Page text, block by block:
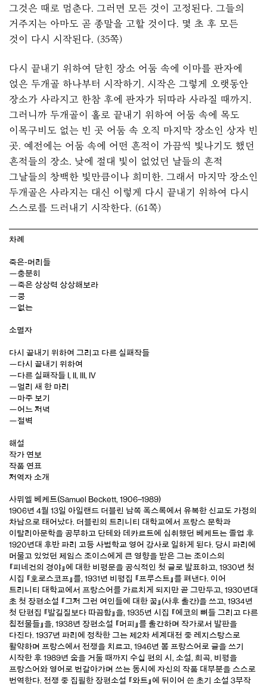
그것은 때로 멈춘다. 그러면 모든 것이 고정된다. 그들의
거주지는 아마도 곧 종말을 고할 것이다. 몇 초 후 모든
것이 다시 시작된다. (35쪽)
다시 끝내기 위하여 닫힌 장소 어둠 속에 이마를 판자에
얹은 두개골 하나부터 시작하기. 시작은 그렇게 오랫동안
장소가 사라지고 한참 후에 판자가 뒤따라 사라질 때까지.
그러니까 두개골이 홀로 끝내기 위하여 어둠 속에 목도
이목구비도 없는 빈 곳 어둠 속 오직 마지막 장소인 상자 빈
곳. 예전에는 어둠 속에 어떤 흔적이 가끔씩 빛나기도 했던
흔적들의 장소. 낮에 절대 빛이 없었던 날들의 흔적
그날들의 창백한 빛만큼이나 희미한. 그래서 마지막 장소인
두개골은 사라지는 대신 이렇게 다시 끝내기 위하여 다시
스스로를 드러내기 시작한다. (61쪽)
차례
죽은-머리들
—충분히
—죽은 상상력 상상해보라
—쿵
—없는
소멸자
다시 끝내기 위하여 그리고 다른 실패작들
—다시 끝내기 위하여
—다른 실패작들 I, II, III, IV
—멀리 새 한 마리
—마주 보기
—어느 저녁
—절벽
해설
작가 연보
작품 연표
저역자 소개
사뮈엘 베케트(Samuel Beckett, 1906–1989)
1906년 4월 13일 아일랜드 더블린 남쪽 폭스록에서 유복한 신교도 가정의
차남으로 태어났다. 더블린의 트리니티 대학교에서 프랑스 문학과
이탈리아문학을 공부하고 단테와 데카르트에 심취했던 베케트는 졸업 후
1920년대 후반 파리 고등 사범학교 영어 강사로 일하게 된다. 당시 파리에
머물고 있었던 제임스 조이스에게 큰 영향을 받은 그는 조이스의
『피네건의 경야』에 대한 비평문을 공식적인 첫 글로 발표하고, 1930년 첫
시집 『호로스코프』를, 1931년 비평집 『프루스트』를 펴낸다. 이어
트리니티 대학교에서 프랑스어를 가르치게 되지만 곧 그만두고, 1930년대
초 첫 장편소설 『그저 그런 여인들에 대한 꿈』(사후 출간)을 쓰고, 1934년
첫 단편집 『발길질보다 따끔함』을, 1935년 시집 『에코의 뼈들 그리고 다른
침전물들』을, 1938년 장편소설 『머피』를 출간하며 작가로서 발판을
다진다. 1937년 파리에 정착한 그는 제2차 세계대전 중 레지스탕스로
활약하며 프랑스에서 전쟁을 치르고, 1946년 봄 프랑스어로 글을 쓰기
시작한 후 1989년 숨을 거둘 때까지 수십 편의 시, 소설, 희곡, 비평을
프랑스어와 영어로 번갈아가며 쓰는 동시에 자신의 작품 대부분을 스스로
번역한다. 전쟁 중 집필한 장편소설 『와트』에 뒤이어 쓴 초기 소설 3부작